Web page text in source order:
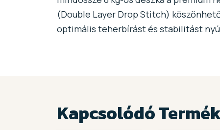
(Double Layer Drop Stitch)
optimális teherbírást és stabilitást
Kapcsolódó